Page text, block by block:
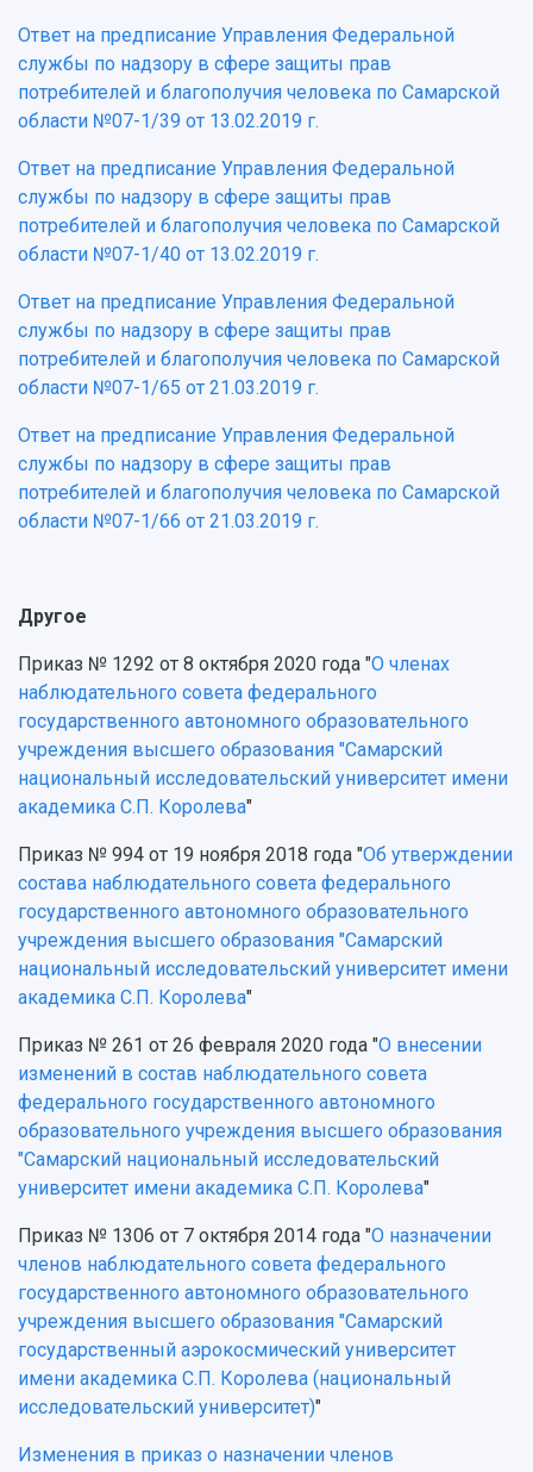
Ответ на предписание Управления Федеральной
службы по надзору в сфере защиты прав
потребителей и благополучия человека по Самарской
области №07-1/39 от 13.02.2019 г.
Ответ на предписание Управления Федеральной
службы по надзору в сфере защиты прав
потребителей и благополучия человека по Самарской
области №07-1/40 от 13.02.2019 г.
Ответ на предписание Управления Федеральной
службы по надзору в сфере защиты прав
потребителей и благополучия человека по Самарской
области №07-1/65 от 21.03.2019 г.
Ответ на предписание Управления Федеральной
службы по надзору в сфере защиты прав
потребителей и благополучия человека по Самарской
области №07-1/66 от 21.03.2019 г.
Другое
Приказ № 1292 от 8 октября 2020 года "О членах
наблюдательного совета федерального
государственного автономного образовательного
учреждения высшего образования "Самарский
национальный исследовательский университет имени
академика С.П. Королева"
Приказ № 994 от 19 ноября 2018 года "Об утверждении
состава наблюдательного совета федерального
государственного автономного образовательного
учреждения высшего образования "Самарский
национальный исследовательский университет имени
академика С.П. Королева"
Приказ № 261 от 26 февраля 2020 года "О внесении
изменений в состав наблюдательного совета
федерального государственного автономного
образовательного учреждения высшего образования
"Самарский национальный исследовательский
университет имени академика С.П. Королева"
Приказ № 1306 от 7 октября 2014 года "О назначении
членов наблюдательного совета федерального
государственного автономного образовательного
учреждения высшего образования "Самарский
государственный аэрокосмический университет
имени академика С.П. Королева (национальный
исследовательский университет)"
Изменения в приказ о назначении членов